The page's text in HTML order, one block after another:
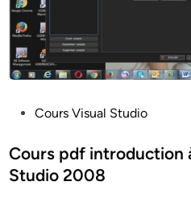
s
t
Cours Visual Studio
Cours pdf introduction
Studio 2008